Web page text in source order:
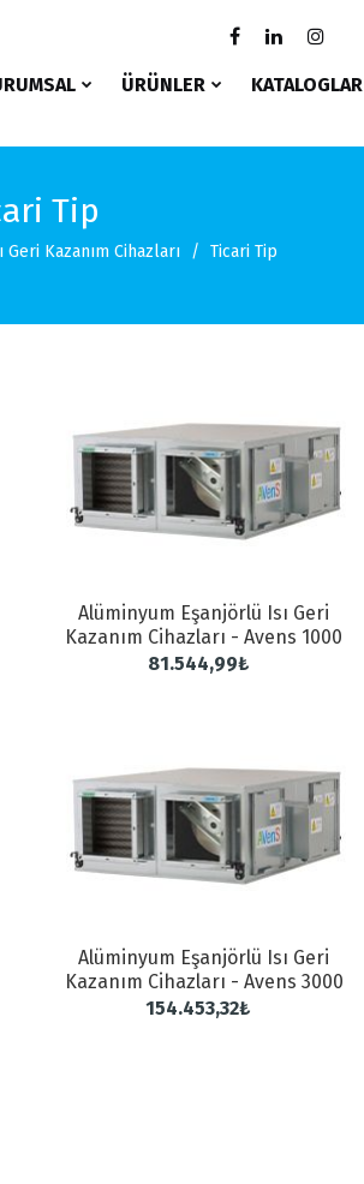
ÜRÜNLER KATALOGLAR
Tip
Geri Kazanım Cihazları Ticari Tip
Alüminyum Eşanjörlü Isı Geri
Kazanım Cihazları - Avens 1000
81.544,99₺
Alüminyum Eşanjörlü Isı Geri
Kazanım Cihazları - Avens 3000
154.453,32₺